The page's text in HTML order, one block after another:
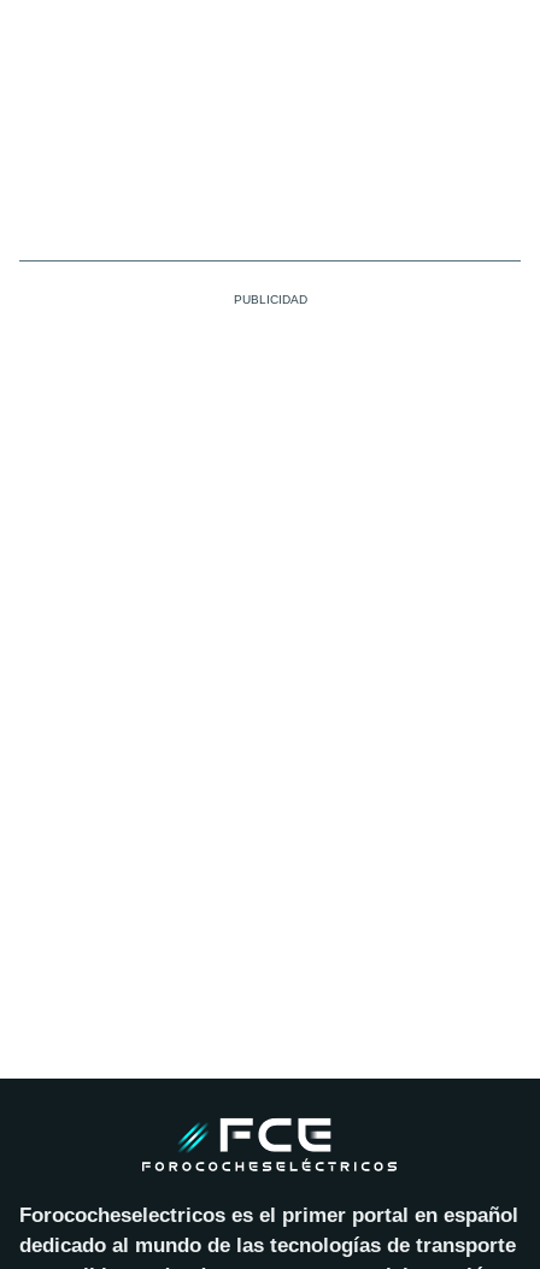
Forococheselectricos es el primer portal en español
dedicado al mundo de las tecnologías de transporte